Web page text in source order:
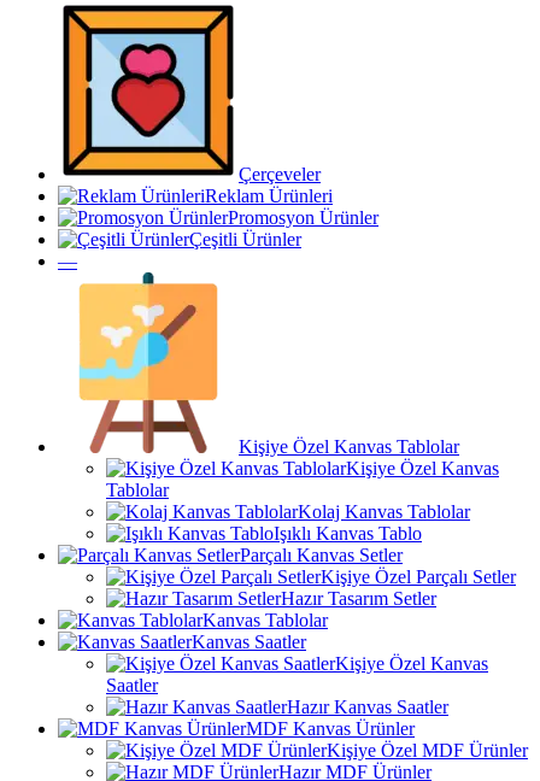
Çerçeveler
Reklam Ürünleri
Promosyon Ürünler
Çeşitli Ürünler
—
Kişiye Özel Kanvas Tablolar
Kişiye Özel Kanvas
Tablolar
Kolaj Kanvas Tablolar
Işıklı Kanvas Tablo
Parçalı Kanvas Setler
Kişiye Özel Parçalı Setler
Hazır Tasarım Setler
Kanvas Tablolar
Kanvas Saatler
Kişiye Özel Kanvas
Saatler
Hazır Kanvas Saatler
MDF Kanvas Ürünler
Kişiye Özel MDF Ürünler
Hazır MDF Ürünler